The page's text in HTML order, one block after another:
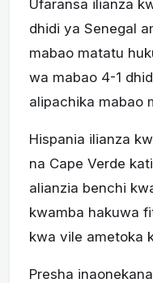
Ufaransa ilianza
dhidi ya Senegal
mabao matatu
wa mabao 4-1
alipachika mabao
Hispania ilianza
na Cape Verde
alianzia benchi
kwamba hakuwa
kwa vile ametoka
Presha